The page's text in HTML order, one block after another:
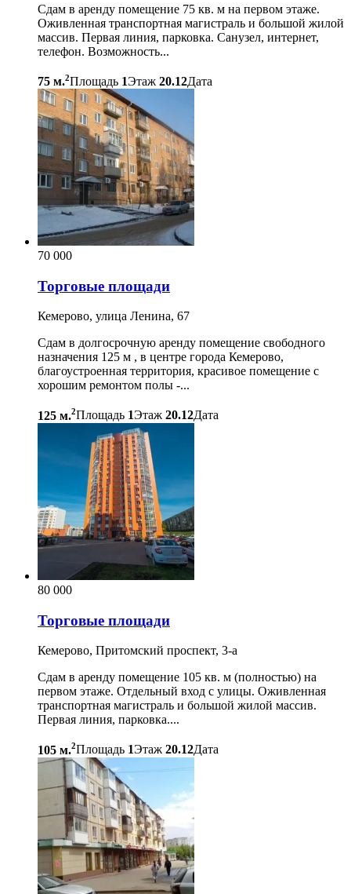
Сдам в аренду помещение 75 кв. м на первом этаже.
Оживленная транспортная магистраль и большой жилой
массив. Первая линия, парковка. Санузел, интернет,
телефон. Возможность...
75 м.2Площадь 1Этаж 20.12Дата
70 000
Торговые площади
Кемерово, улица Ленина, 67
Сдам в долгосрочную аренду помещение свободного
назначения 125 м , в центре города Кемерово,
благоустроенная территория, красивое помещение с
хорошим ремонтом полы -...
125 м.2Площадь 1Этаж 20.12Дата
80 000
Торговые площади
Кемерово, Притомский проспект, 3-а
Сдам в аренду помещение 105 кв. м (полностью) на
первом этаже. Отдельный вход с улицы. Оживленная
транспортная магистраль и большой жилой массив.
Первая линия, парковка....
105 м.2Площадь 1Этаж 20.12Дата